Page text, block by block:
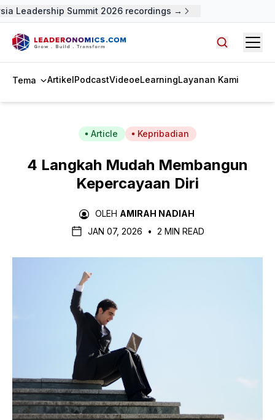
Leadership Summit 2026 recordings →
Tema ArtikelPodcastVideoeLearningLayanan Kami
Article Kepribadian
4 Langkah Mudah Membangun
Kepercayaan Diri
OLEH AMIRAH NADIAH
JAN 07, 2026
• 2 MIN READ